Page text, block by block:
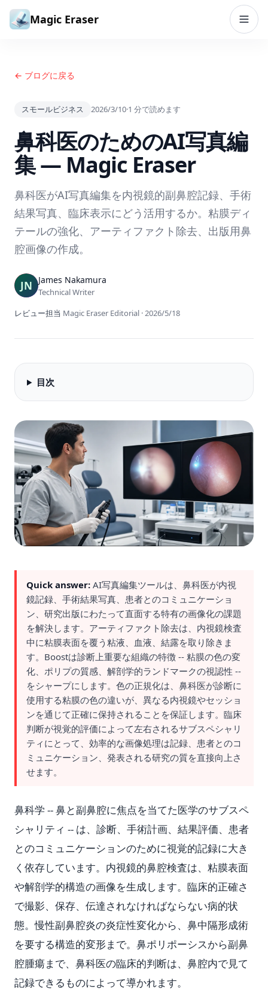
コンテンツへスキップ
Magic Eraser
← ブログに戻る
スモールビジネス 2026/3/10·1 分で読めます
鼻科医のためのAI写真編
集 — Magic Eraser
鼻科医がAI写真編集を内視鏡的副鼻腔記録、手術
結果写真、臨床表示にどう活用するか。粘膜ディ
テールの強化、アーティファクト除去、出版用鼻
腔画像の作成。
James Nakamura
Technical Writer
レビュー担当 Magic Eraser Editorial ·2026/5/18
目次
Quick answer: AI写真編集ツールは、鼻科医が内視
鏡記録、手術結果写真、患者とのコミュニケーショ
ン、研究出版にわたって直面する特有の画像化の課題
を解決します。アーティファクト除去は、内視鏡検査
中に粘膜表面を覆う粘液、血液、結露を取り除きま
す。Boostは診断上重要な組織の特徴 -- 粘膜の色の変
化、ポリプの質感、解剖学的ランドマークの視認性 --
をシャープにします。色の正規化は、鼻科医が診断に
使用する粘膜の色の違いが、異なる内視鏡やセッショ
ンを通じて正確に保持されることを保証します。臨床
判断が視覚的評価によって左右されるサブスペシャリ
ティにとって、効率的な画像処理は記録、患者とのコ
ミュニケーション、発表される研究の質を直接向上さ
せます。
鼻科学 -- 鼻と副鼻腔に焦点を当てた医学のサブスペ
シャリティ -- は、診断、手術計画、結果評価、患者
とのコミュニケーションのために視覚的記録に大き
く依存しています。内視鏡的鼻腔検査は、粘膜表面
や解剖学的構造の画像を生成します。臨床的正確さ
で撮影、保存、伝達されなければならない病的状
態。慢性副鼻腔炎の炎症性変化から、鼻中隔形成術
を要する構造的変形まで。鼻ポリポーシスから副鼻
腔腫瘍まで、鼻科医の臨床的判断は、鼻腔内で見て
記録できるものによって導かれます。